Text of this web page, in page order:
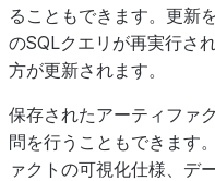
ることもできます。更新
のSQLクエリが再実行さ
方が更新されます。
保存されたアーティファ
問を行うこともできます
ァクトの可視化仕様、デ